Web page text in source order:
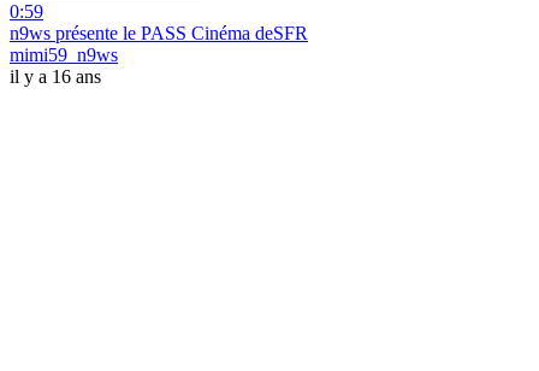
0:59
n9ws présente le PASS Cinéma deSFR
mimi59_n9ws
il y a 16 ans